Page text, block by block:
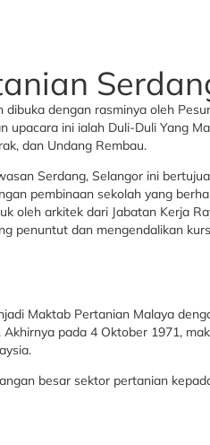
dengan rasminya oleh
upacara ini ialah Duli-Duli Yang
dan Undang Rembau.
Serdang, Selangor ini
pembinaan sekolah yang
oleh arkitek dari Jabatan Kerja
penuntut dan mengendalikan
Maktab Pertanian Malaya
pada 4 Oktober 1971,
besar sektor pertanian